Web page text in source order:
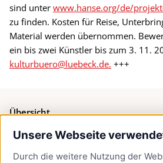
Unsere Webseite
Durch die weitere Nutzung der
sind unter www.hanse.org/de/
zu finden. Kosten für Reise,
Material werden übernommen.
ein bis zwei Künstler bis zum 3. 11.
kulturbuero@luebeck.de. +++
Übersicht
Bürgerservice
Presse